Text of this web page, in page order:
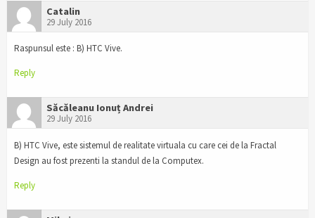
Catalin
29 July 2016
Raspunsul este : B) HTC Vive.
Reply
Săcăleanu Ionuț Andrei
29 July 2016
B) HTC Vive, este sistemul de realitate virtuala cu care cei de la Fractal
Design au fost prezenti la standul de la Computex.
Reply